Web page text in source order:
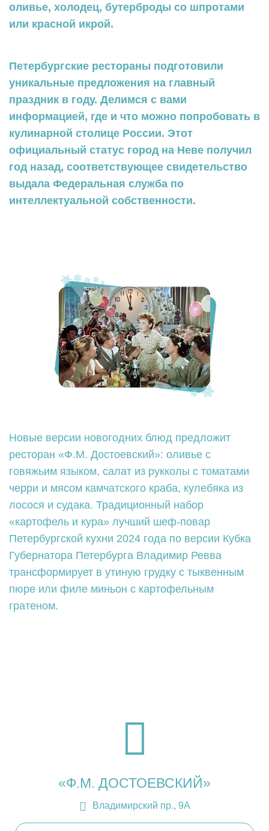
оливье, холодец, бутерброды со шпротами
или красной икрой.
Петербургские рестораны подготовили
уникальные предложения на главный
праздник в году. Делимся с вами
информацией, где и что можно попробовать в
кулинарной столице России. Этот
официальный статус город на Неве получил
год назад, соответствующее свидетельство
выдала Федеральная служба по
интеллектуальной собственности.
Новые версии новогодних блюд предложит
ресторан «Ф.М. Достоевский»: оливье с
говяжьим языком, салат из рукколы с томатами
черри и мясом камчатского краба, кулебяка из
лосося и судака. Традиционный набор
«картофель и кура» лучший шеф-повар
Петербургской кухни 2024 года по версии Кубка
Губернатора Петербурга Владимир Ревва
трансформирует в утиную грудку с тыквенным
пюре или филе миньон с картофельным
гратеном.
«Ф.М. ДОСТОЕВСКИЙ»
Владимирский пр., 9А